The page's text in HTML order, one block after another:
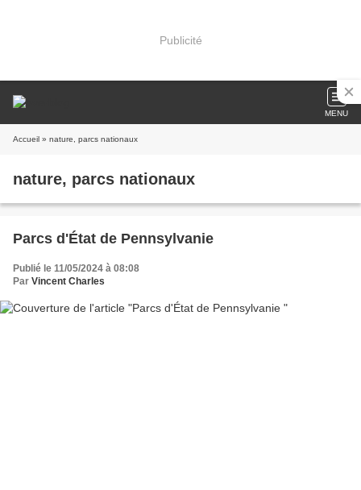
Publicité
MENU
Accueil » nature, parcs nationaux
nature, parcs nationaux
Parcs d'État de Pennsylvanie
Publié le 11/05/2024 à 08:08
Par Vincent Charles